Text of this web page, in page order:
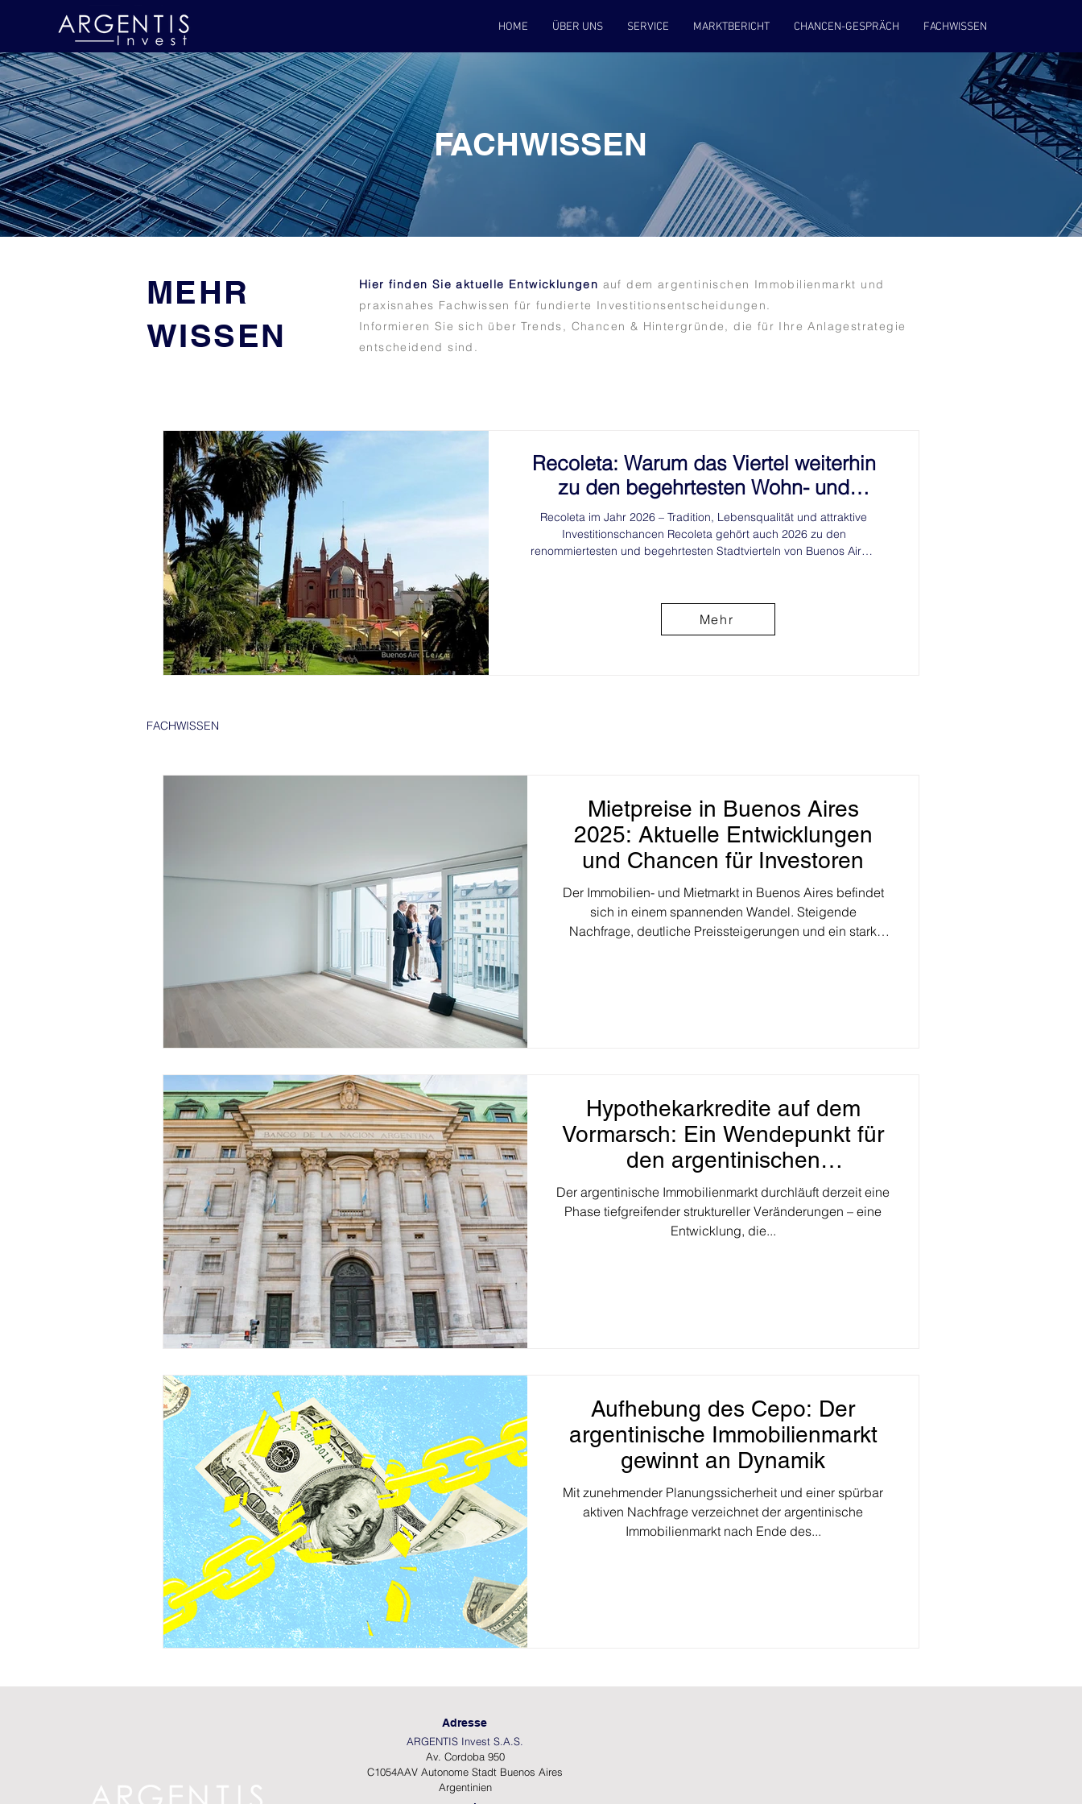
HOME ÜBER UNS SERVICE MARKTBERICHT CHANCEN-GESPRÄCH FACHWISSEN
FACHWISSEN
MEHR
WISSEN
Hier finden Sie aktuelle Entwicklungen auf dem argentinischen Immobilienmarkt und
praxisnahes Fachwissen für fundierte Investitionsentscheidungen.
Informieren Sie sich über Trends, Chancen & Hintergründe, die für Ihre Anlagestrategie
entscheidend sind.
Recoleta: Warum das Viertel weiterhin
zu den begehrtesten Wohn- und
Investitionsstandorten in Buenos Aires
zählt
Recoleta im Jahr 2026 – Tradition, Lebensqualität und attraktive
Investitionschancen Recoleta gehört auch 2026 zu den
renommiertesten und begehrtesten Stadtvierteln von Buenos Aires.
die den Stadtteil auszeichnen. Heute vereint Recoleta Tradition und
Moderne und bietet sowohl Eigennutzern als auch Investoren
attraktive Perspektiven. Dank einer ko
Mehr
FACHWISSEN
Mietpreise in Buenos Aires
2025: Aktuelle Entwicklungen
und Chancen für Investoren
Der Immobilien- und Mietmarkt in Buenos Aires befindet
sich in einem spannenden Wandel. Steigende
Nachfrage, deutliche Preissteigerungen und ein stark
Hypothekarkredite auf dem
Vormarsch: Ein Wendepunkt für
den argentinischen
Immobilienmarkt
Der argentinische Immobilienmarkt durchläuft derzeit eine
Phase tiefgreifender struktureller Veränderungen – eine
Entwicklung, die...
Aufhebung des Cepo: Der
argentinische Immobilienmarkt
gewinnt an Dynamik
Mit zunehmender Planungssicherheit und einer spürbar
aktiven Nachfrage verzeichnet der argentinische
Immobilienmarkt nach Ende des...
Adresse
ARGENTIS Invest S.A.S.
Av. Cordoba 950
C1054AAV Autonome Stadt Buenos Aires
Argentinien